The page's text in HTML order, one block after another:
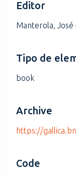
Editor
Manterola, José
Tipo de
book
Archive
https://
Code